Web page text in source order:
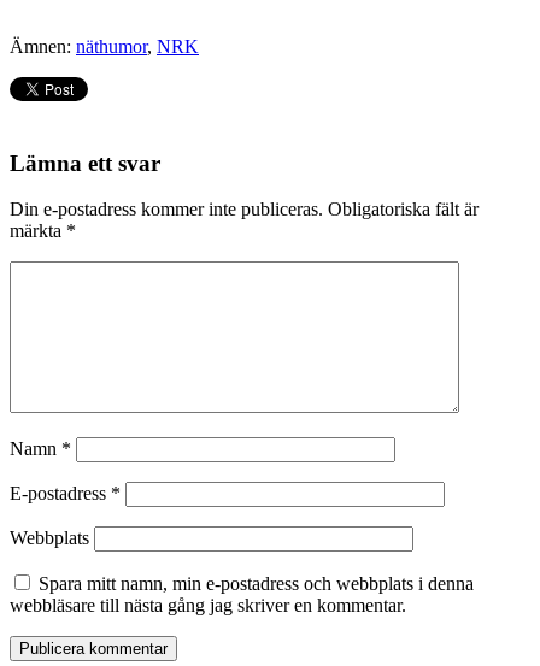
Ämnen: näthumor, NRK
Lämna ett svar
Din e-postadress kommer inte publiceras. Obligatoriska fält är
märkta *
Namn *
E-postadress *
Webbplats
Spara mitt namn, min e-postadress och webbplats i denna
webbläsare till nästa gång jag skriver en kommentar.